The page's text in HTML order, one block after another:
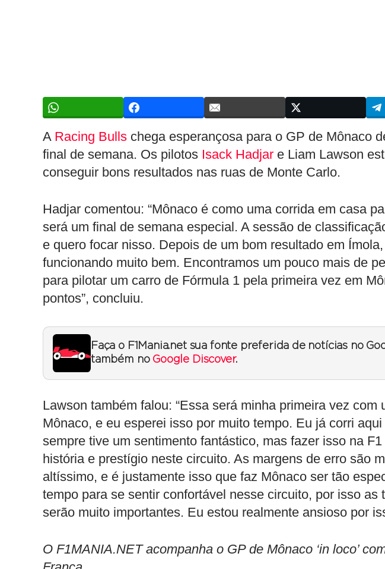
A Racing Bulls chega esperançosa para o GP de Mônaco
final de semana. Os pilotos Isack Hadjar e Liam Lawson
conseguir bons resultados nas ruas de Monte Carlo.
Hadjar comentou: “Mônaco é como uma corrida em casa
será um final de semana especial. A sessão de
e quero focar nisso. Depois de um bom resultado em
funcionando muito bem. Encontramos um pouco mais de
para pilotar um carro de Fórmula 1 pela primeira vez em
pontos”, concluiu.
Faça o F1Mania.net sua fonte preferida de notícias no
também no Google Discover.
Lawson também falou: “Essa será minha primeira vez com
Mônaco, e eu esperei isso por muito tempo. Eu já corri
sempre tive um sentimento fantástico, mas fazer isso na
história e prestígio neste circuito. As margens de erro são
altíssimo, e é justamente isso que faz Mônaco ser tão
tempo para se sentir confortável nesse circuito, por isso as
serão muito importantes. Eu estou realmente ansioso por
O F1MANIA.NET acompanha o GP de Mônaco ‘in loco’